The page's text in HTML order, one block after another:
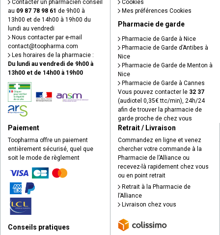
Contacter un pharmacien conseil
au 09 87 78 98 61 de 9h00 à
13h00 et de 14h00 à 19h00 du
lundi au vendredi
Nous contacter par e-mail
contact@toopharma.com
Les horaires de la pharmacie :
Du lundi au vendredi de 9h00 à
13h00 et de 14h00 à 19h00
Cookies
Mes préférences Cookies
Pharmacie de garde
Pharmacie de Garde à Nice
Pharmacie de Garde d’Antibes à
Nice
Pharmacie de Garde de Menton à
Nice
Pharmacie de Garde à Cannes
Vous pouvez contacter le 32 37
(audiotel 0,35€ ttc/min), 24h/24
afin de trouver la pharmacie de
garde proche de chez vous
Paiement
Toopharma offre un paiement
entièrement sécurisé, quel que
soit le mode de règlement
Conseils pratiques
Retrait / Livraison
Commandez en ligne et venez
chercher votre commande à la
Pharmacie de l’Alliance ou
recevez-là rapidement chez vous
ou en point retrait
Retrait à la Pharmacie de
l’Alliance
Livraison chez vous